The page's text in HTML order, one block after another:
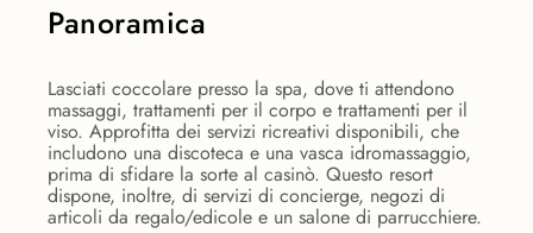
Panoramica
Lasciati coccolare presso la spa, dove ti attendono
massaggi, trattamenti per il corpo e trattamenti per il
viso. Approfitta dei servizi ricreativi disponibili, che
includono una discoteca e una vasca idromassaggio,
prima di sfidare la sorte al casinò. Questo resort
dispone, inoltre, di servizi di concierge, negozi di
articoli da regalo/edicole e un salone di parrucchiere.